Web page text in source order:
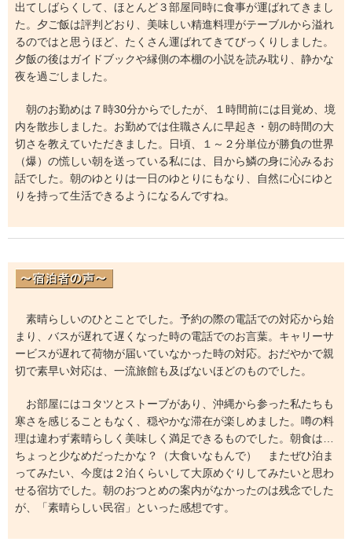
出てしばらくして、ほとんど３部屋同時に食事が運ばれてきまし
た。夕ご飯は評判どおり、美味しい精進料理がテーブルから溢れ
るのではと思うほど、たくさん運ばれてきてびっくりしました。
夕飯の後はガイドブックや縁側の本棚の小説を読み耽り、静かな
夜を過ごしました。
朝のお勤めは７時30分からでしたが、１時間前には目覚め、境
内を散歩しました。お勤めでは住職さんに早起き・朝の時間の大
切さを教えていただきました。日頃、１～２分単位が勝負の世界
（爆）の慌しい朝を送っている私には、目から鱗の身に沁みるお
話でした。朝のゆとりは一日のゆとりにもなり、自然に心にゆと
りを持って生活できるようになるんですね。
素晴らしいのひとことでした。予約の際の電話での対応から始
まり、バスが遅れて遅くなった時の電話でのお言葉。キャリーサ
ービスが遅れて荷物が届いていなかった時の対応。おだやかで親
切で素早い対応は、一流旅館も及ばないほどのものでした。
お部屋にはコタツとストーブがあり、沖縄から参った私たちも
寒さを感じることもなく、穏やかな滞在が楽しめました。噂の料
理は違わず素晴らしく美味しく満足できるものでした。朝食は…
ちょっと少なめだったかな？（大食いなもんで） またぜひ泊ま
ってみたい、今度は２泊くらいして大原めぐりしてみたいと思わ
せる宿坊でした。朝のおつとめの案内がなかったのは残念でした
が、「素晴らしい民宿」といった感想です。